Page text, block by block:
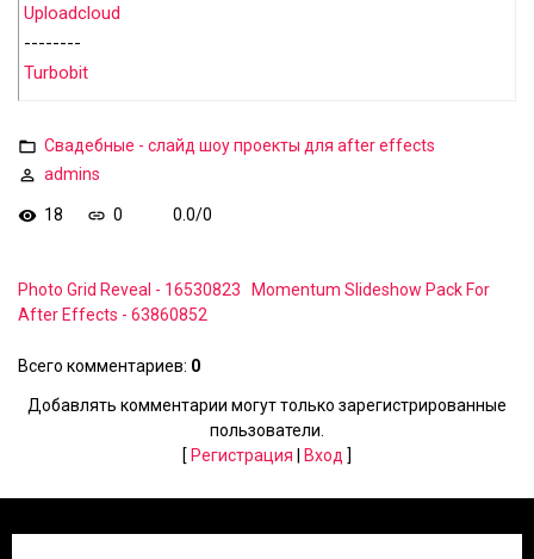
Uploadcloud
--------
Turbobit
Свадебные - слайд шоу проекты для after effects
admins
18 0 0.0/0
Photo Grid Reveal - 16530823
Momentum Slideshow Pack For
After Effects - 63860852
Всего комментариев: 0
Добавлять комментарии могут только зарегистрированные
пользователи.
[ Регистрация Вход ]